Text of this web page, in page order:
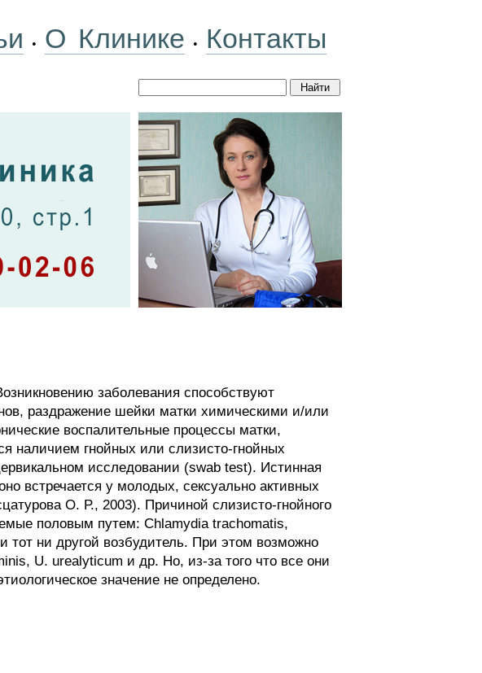
• О Клинике • Контакты
заболевания способствуют
раздражение шейки матки химическими и/или
воспалительные процессы матки,
наличием гнойных или слизисто-гнойных
исследовании (swab test). Истинная
встречается у молодых, сексуально активных
О. Р., 2003). Причиной слизисто-гнойного
половым путем: Chlamydia trachomatis,
тот ни другой возбудитель. При этом возможно
U. urealyticum и др. Но, из-за того что все они
значение не определено.